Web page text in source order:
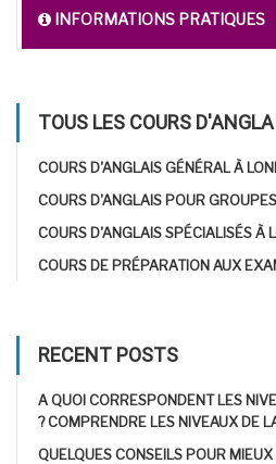
INFORMATIONS PRATIQUES
TOUS LES COURS
COURS D'ANGLAIS GÉNÉRAL À
COURS D'ANGLAIS POUR
COURS D'ANGLAIS SPÉCIALISÉS À
COURS DE PRÉPARATION AUX
RECENT POSTS
A QUOI CORRESPONDENT LES
? COMPRENDRE LES NIVEAUX DE
QUELQUES CONSEILS POUR